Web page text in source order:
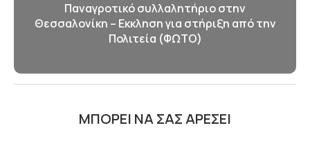
Παναγροτικό συλλαλητήριο στην
Θεσσαλονίκη – Εκκληση για στήριξη από την
Πολιτεία (ΦΩΤΟ)
ΜΠΟΡΕΊ ΝΑ ΣΑΣ ΑΡΈΣΕΙ